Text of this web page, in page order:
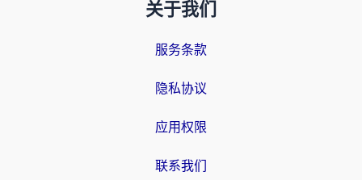
关于我们
服务条款
隐私协议
应用权限
联系我们